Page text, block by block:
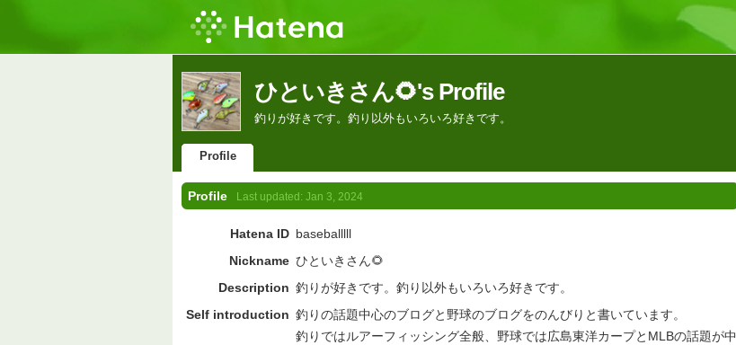
ひといきさん🌻's Profile
釣りが好きです。釣り以外もいろいろ好きです。
Profile
Profile Last updated: Jan 3, 2024
Hatena ID baseballlll
Nickname ひといきさん🌻
Description 釣りが好きです。釣り以外もいろいろ好きです。
Self introduction 釣りの話題中心のブログと野球のブログをのんびりと書いています。
釣りではルアーフィッシング全般、野球では広島東洋カープとMLBの話題が中